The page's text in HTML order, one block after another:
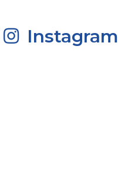
Instagram